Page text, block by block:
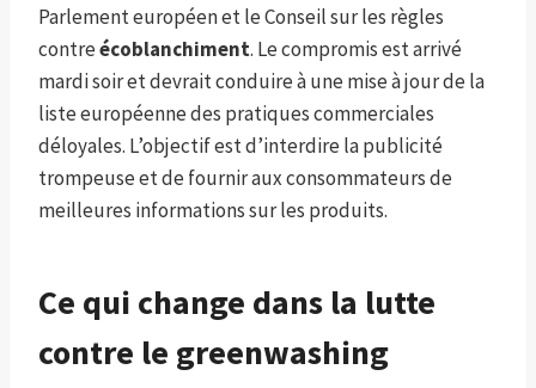
Parlement européen et le Conseil sur les règles
contreécoblanchiment. Le compromis est arrivé
mardi soir et devrait conduire à une mise à jour de la
liste européenne des pratiques commerciales
déloyales. L’objectif est d’interdire la publicité
trompeuse et de fournir aux consommateurs de
meilleures informations sur les produits.
Ce qui change dans la lutte
contre le greenwashing